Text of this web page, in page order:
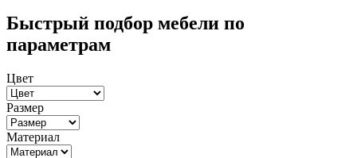
Быстрый подбор мебели по
параметрам
Цвет
Размер
Материал